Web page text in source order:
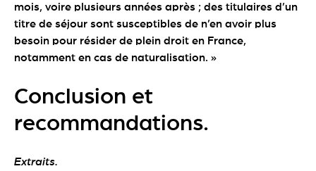
mois, voire plusieurs années après ; des titulaires d’un
titre de séjour sont susceptibles de n’en avoir plus
besoin pour résider de plein droit en France,
notamment en cas de naturalisation. »
Conclusion et
recommandations.
Extraits.